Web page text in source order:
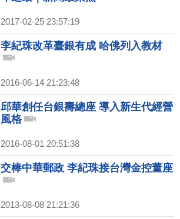
2017-02-25 23:57:19
李紀珠改革臺銀有成 哈佛列入教材
2016-06-14 21:23:48
邱華創任台銀壽總座 導入新生代經營
風格
2016-08-01 20:51:38
交棒中華郵政 李紀珠接台灣金控董座
2013-08-08 21:21:36